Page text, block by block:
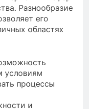
Разнообразие
его
областях
условиям
процессы
и